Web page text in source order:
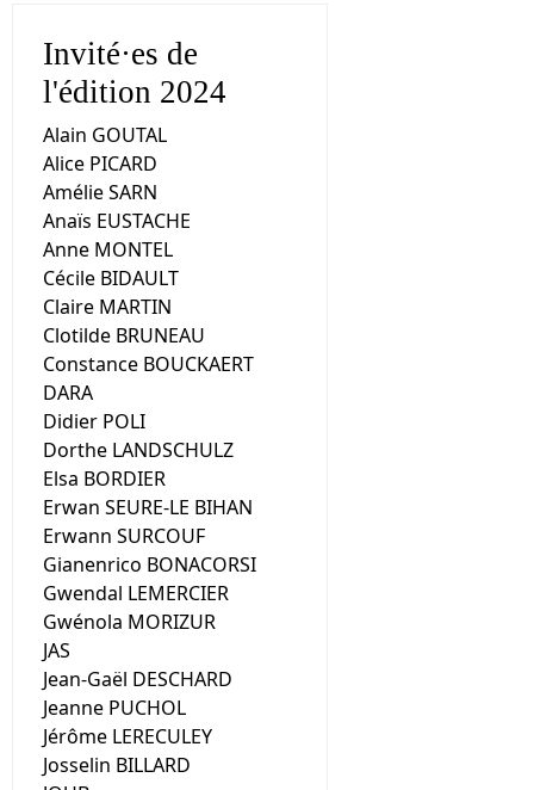
Invité·es de
l'édition 2024
Alain GOUTAL
Alice PICARD
Amélie SARN
Anaïs EUSTACHE
Anne MONTEL
Cécile BIDAULT
Claire MARTIN
Clotilde BRUNEAU
Constance BOUCKAERT
DARA
Didier POLI
Dorthe LANDSCHULZ
Elsa BORDIER
Erwan SEURE-LE BIHAN
Erwann SURCOUF
Gianenrico BONACORSI
Gwendal LEMERCIER
Gwénola MORIZUR
JAS
Jean-Gaël DESCHARD
Jeanne PUCHOL
Jérôme LERECULEY
Josselin BILLARD